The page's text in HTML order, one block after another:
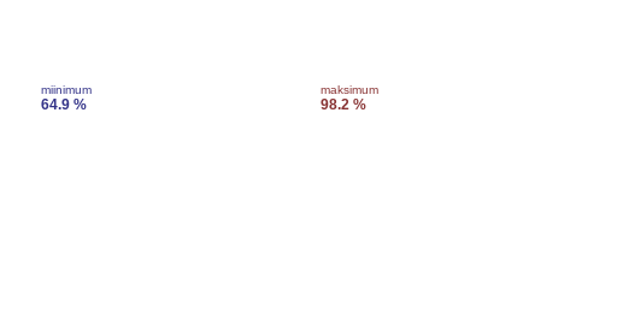
miinimum
64.9 %
maksimum
98.2 %